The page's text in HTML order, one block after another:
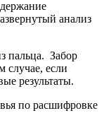
анализ
пальца. Забор
случае, если
результаты.
по расшифровке